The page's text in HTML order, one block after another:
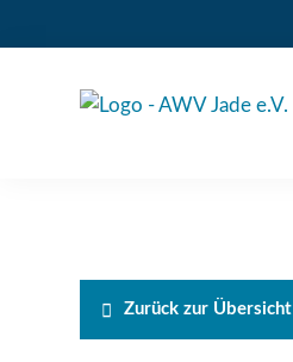
Zurück zur Übersicht